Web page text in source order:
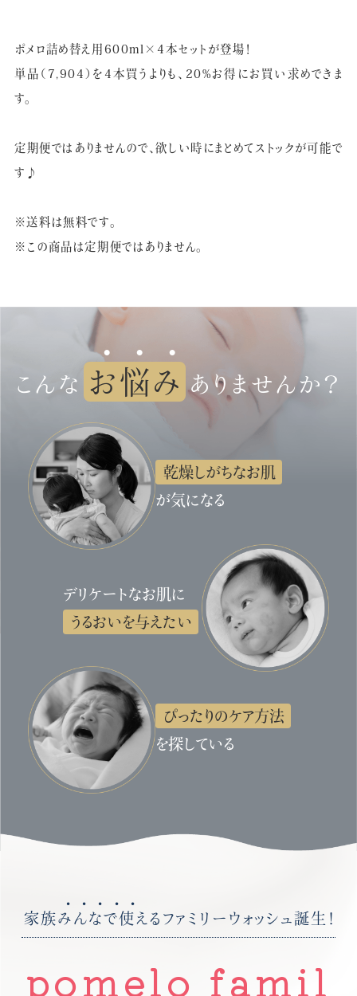
ポメロ詰め替え用600ml×4本セットが登場！
単品（7,904）を4本買うよりも、20%お得にお買い求めできま
す。
定期便ではありませんので、欲しい時にまとめてストックが可能で
す♪
※送料は無料です。
※この商品は定期便ではありません。
こんな お悩み ありませんか？
乾燥しがちなお肌
が気になる
デリケートなお肌に
うるおいを与えたい
ぴったりのケア方法
を探している
家族みんなで使えるファミリーウォッシュ誕生！
pomelo famil